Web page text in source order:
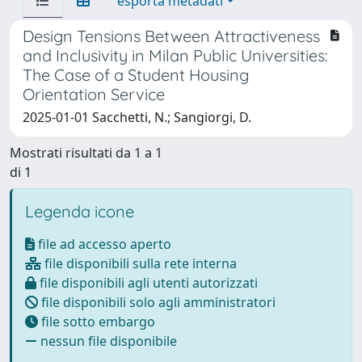
Design Tensions Between Attractiveness
and Inclusivity in Milan Public Universities:
The Case of a Student Housing
Orientation Service
2025-01-01 Sacchetti, N.; Sangiorgi, D.
Mostrati risultati da 1 a 1
di 1
Legenda icone
file ad accesso aperto
file disponibili sulla rete interna
file disponibili agli utenti autorizzati
file disponibili solo agli amministratori
file sotto embargo
nessun file disponibile